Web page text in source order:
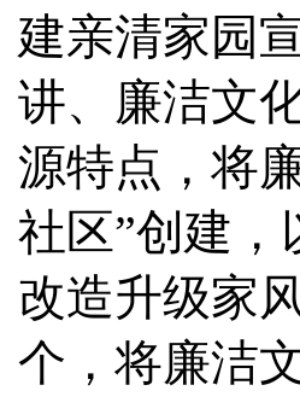
建亲清家园
讲、廉洁文
源特点，将
社区”创建
改造升级家
个，将廉洁